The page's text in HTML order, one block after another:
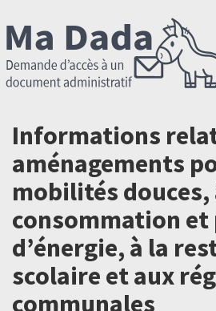
Informations
aménagements
mobilités douces,
consommation
d’énergie, à la
scolaire et aux
communales